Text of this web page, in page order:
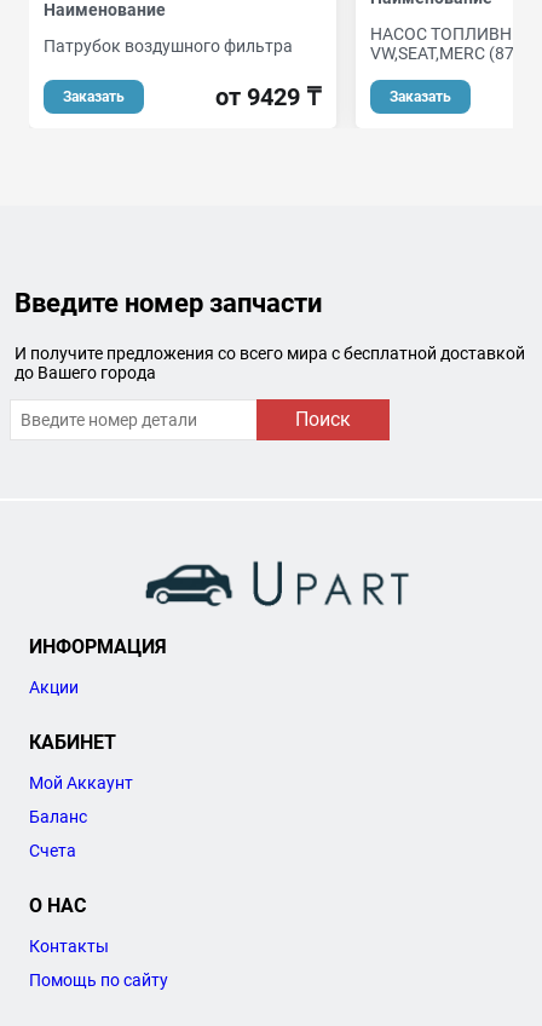
Наименование
Патрубок воздушного фильтра
Заказать от 9429 ₸
НАСОС ТОПЛИВНЫЙ
VW,SEAT,MERC (87-
Заказать
Введите номер запчасти
И получите предложения со всего мира с бесплатной доставкой
до Вашего города
Поиск
ИНФОРМАЦИЯ
Акции
КАБИНЕТ
Мой Аккаунт
Баланс
Счета
О НАС
Контакты
Помощь по сайту